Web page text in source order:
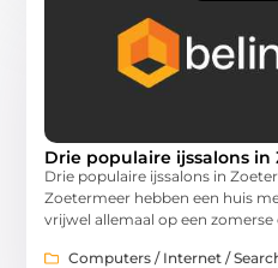
Drie populaire ijssalons in
Drie populaire ijssalons in
Zoetermeer hebben een huis
vrijwel allemaal op een zomerse
Computers / Internet /